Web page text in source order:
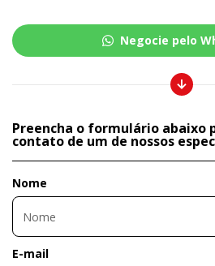
Negocie pelo
Preencha o formulário abaixo
contato de um de nossos
Nome
E-mail